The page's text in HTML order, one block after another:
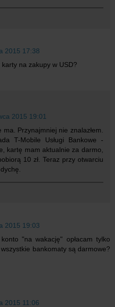
2015 17:38
na zakupy w USD?
2015 19:01
Przynajmniej nie znalazłem.
T-Mobile Usługi Bankowe -
kartę mam aktualnie za darmo,
10 zł. Teraz przy otwarciu
2015 19:03
"na wakację" opłacam tylko
bankomaty są darmowe?
2015 11:06